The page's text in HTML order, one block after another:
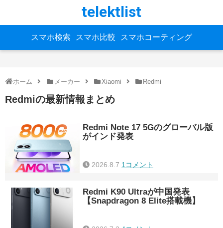
telektlist
スマホ検索 スマホ比較 スマホコーティング
ホーム メーカー Xiaomi Redmi
Redmiの最新情報まとめ
Redmi Note 17 5Gのグローバル版
がインド発表
2026.8.7 1コメント
Redmi K90 Ultraが中国発表
【Snapdragon 8 Elite搭載機】